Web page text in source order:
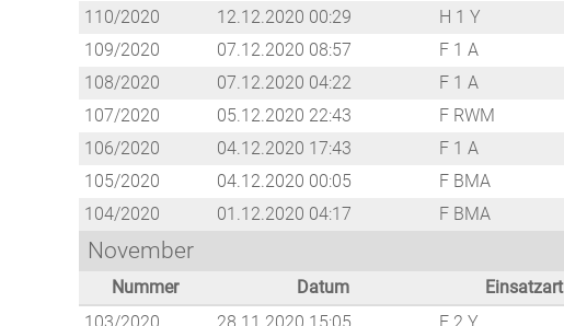
110/2020
12.12.2020 00:29 H 1 Y
109/2020
07.12.2020 08:57 F 1 A
108/2020
07.12.2020 04:22 F 1 A
107/2020
05.12.2020 22:43 F RWM
106/2020
04.12.2020 17:43 F 1 A
105/2020
04.12.2020 00:05 F BMA
104/2020
01.12.2020 04:17 F BMA
November
Nummer Datum Einsatzart